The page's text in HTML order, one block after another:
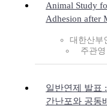
Animal Study
Adhesion after
대한산부
주관영
일반연제 발표
간난포와 공동